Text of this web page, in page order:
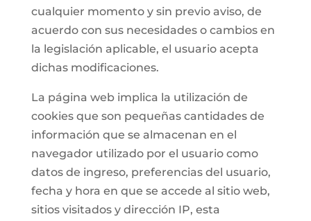
cualquier momento y sin previo aviso, de
acuerdo con sus necesidades o cambios en
la legislación aplicable, el usuario acepta
dichas modificaciones.
La página web implica la utilización de
cookies que son pequeñas cantidades de
información que se almacenan en el
navegador utilizado por el usuario como
datos de ingreso, preferencias del usuario,
fecha y hora en que se accede al sitio web,
sitios visitados y dirección IP, esta